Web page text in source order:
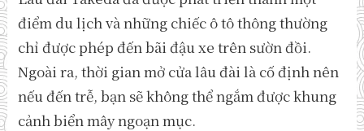
điểm du lịch và những chiếc ô tô thông thường
chỉ được phép đến bãi đậu xe trên sườn đồi.
Ngoài ra, thời gian mở cửa lâu đài là cố định nên
nếu đến trễ, bạn sẽ không thể ngắm được khung
cảnh biển mây ngoạn mục.